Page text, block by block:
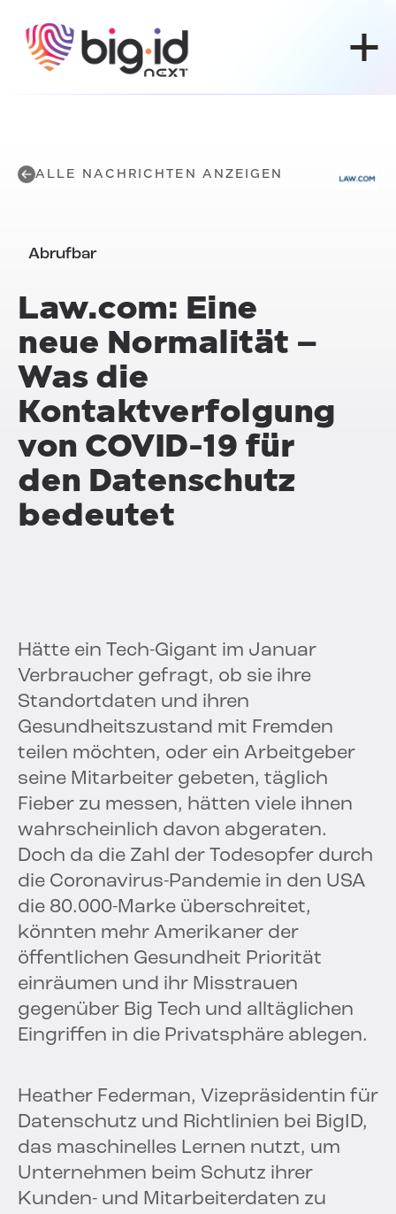
ALLE NACHRICHTEN ANZEIGEN
Abrufbar
Law.com: Eine
neue Normalität –
Was die
Kontaktverfolgung
von COVID-19 für
den Datenschutz
bedeutet
Hätte ein Tech-Gigant im Januar
Verbraucher gefragt, ob sie ihre
Standortdaten und ihren
Gesundheitszustand mit Fremden
teilen möchten, oder ein Arbeitgeber
seine Mitarbeiter gebeten, täglich
Fieber zu messen, hätten viele ihnen
wahrscheinlich davon abgeraten.
Doch da die Zahl der Todesopfer durch
die Coronavirus-Pandemie in den USA
die 80.000-Marke überschreitet,
könnten mehr Amerikaner der
öffentlichen Gesundheit Priorität
einräumen und ihr Misstrauen
gegenüber Big Tech und alltäglichen
Eingriffen in die Privatsphäre ablegen.
Heather Federman, Vizepräsidentin für
Datenschutz und Richtlinien bei BigID,
das maschinelles Lernen nutzt, um
Unternehmen beim Schutz ihrer
Kunden- und Mitarbeiterdaten zu